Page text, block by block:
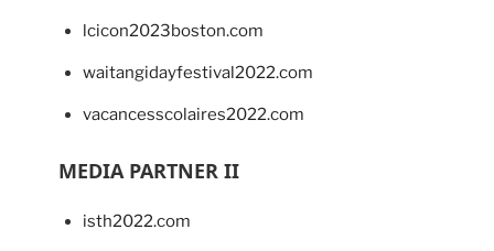
lcicon2023boston.com
waitangidayfestival2022.com
vacancesscolaires2022.com
MEDIA PARTNER II
isth2022.com